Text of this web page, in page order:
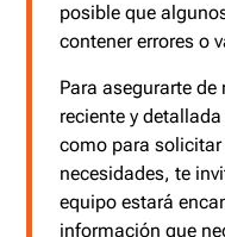
posible que
contener errores o
Para asegurarte
reciente y
como para
necesidades, te
equipo estará
información que